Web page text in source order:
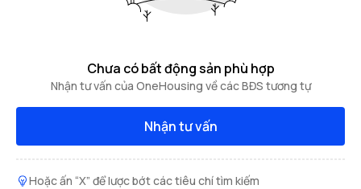
Chưa có bất động sản phù hợp
Nhận tư vấn của OneHousing về các BĐS tương tự
Nhận tư vấn
Hoặc ấn “X” để lược bớt các tiêu chí tìm kiếm